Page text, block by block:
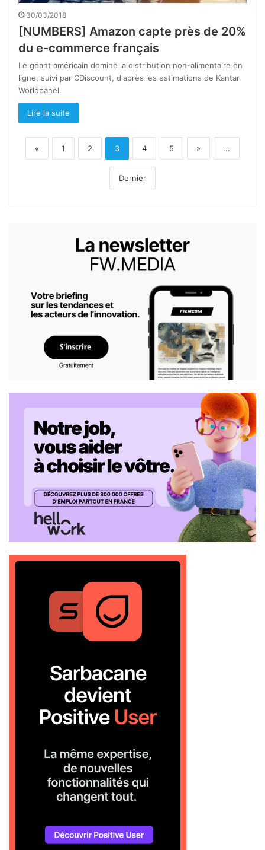
30/03/2018
[NUMBERS] Amazon capte près de 20%
du e-commerce français
Le géant américain domine la distribution non-alimentaire en
ligne, suivi par CDiscount, d'après les estimations de Kantar
Worldpanel.
Lire la suite
« 1 2 3 4 5 » ...
Dernier